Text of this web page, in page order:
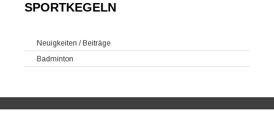
SPORTKEGELN
Neuigkeiten / Beiträge
Badminton